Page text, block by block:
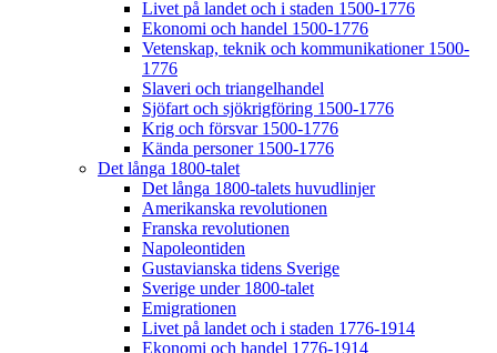
Livet på landet och i staden 1500-1776
Ekonomi och handel 1500-1776
Vetenskap, teknik och kommunikationer 1500-
1776
Slaveri och triangelhandel
Sjöfart och sjökrigföring 1500-1776
Krig och försvar 1500-1776
Kända personer 1500-1776
Det långa 1800-talet
Det långa 1800-talets huvudlinjer
Amerikanska revolutionen
Franska revolutionen
Napoleontiden
Gustavianska tidens Sverige
Sverige under 1800-talet
Emigrationen
Livet på landet och i staden 1776-1914
Ekonomi och handel 1776-1914